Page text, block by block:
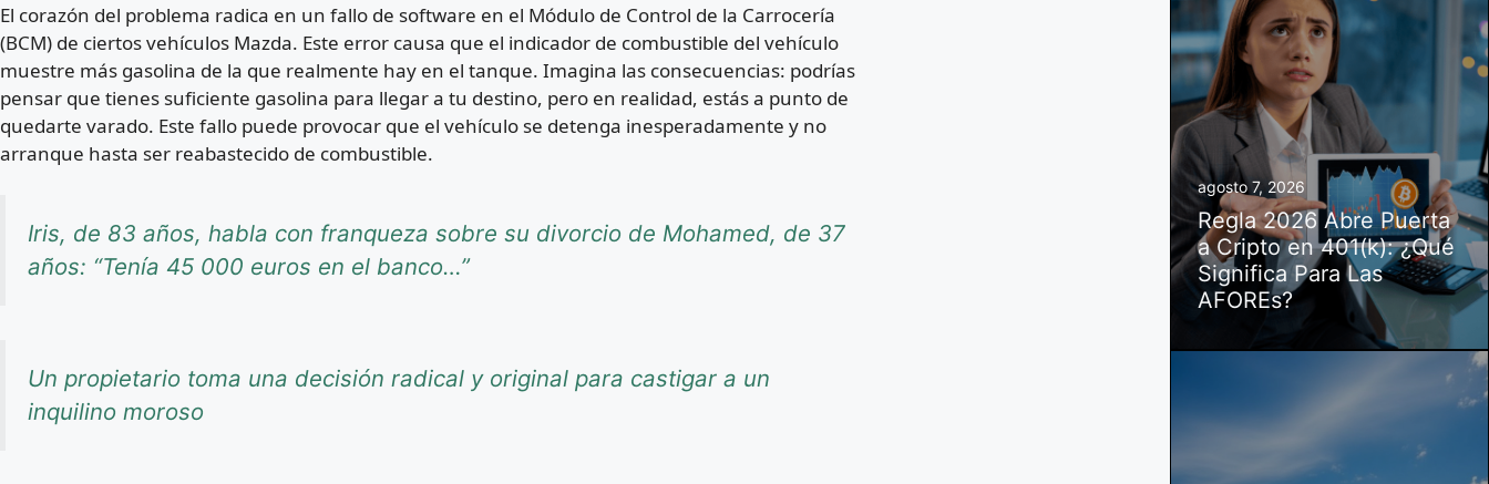
El corazón del problema radica en un fallo de software en el Módulo de Control de la Carrocería
(BCM) de ciertos vehículos Mazda. Este error causa que el indicador de combustible del vehículo
muestre más gasolina de la que realmente hay en el tanque. Imagina las consecuencias: podrías
pensar que tienes suficiente gasolina para llegar a tu destino, pero en realidad, estás a punto de
quedarte varado. Este fallo puede provocar que el vehículo se detenga inesperadamente y no
arranque hasta ser reabastecido de combustible.
Iris, de 83 años, habla con franqueza sobre su divorcio de Mohamed, de 37
años: “Tenía 45 000 euros en el banco…”
Un propietario toma una decisión radical y original para castigar a un
inquilino moroso
agosto 7, 2026
Regla 2026 Abre Puerta
a Cripto en 401(k): ¿Qué
Significa Para Las
AFOREs?